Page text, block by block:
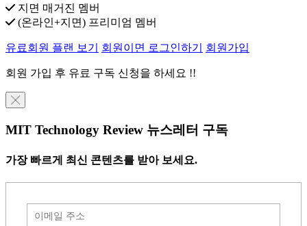
지면 매거진 멤버
(온라인+지면) 프리미엄 멤버
유료회원 플랜 보기 회원이면 로그인하기 회원가입
회원 가입 후 유료 구독 신청을 하세요 !!
╳
MIT Technology Review 뉴스레터 구독
가장 빠르게 최신 콘텐츠를 받아 보세요.